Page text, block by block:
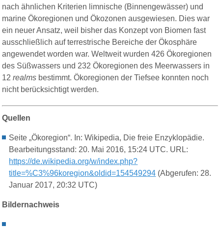
nach ähnlichen Kriterien limnische (Binnengewässer) und
marine Ökoregionen und Ökozonen ausgewiesen. Dies war
ein neuer Ansatz, weil bisher das Konzept von Biomen fast
ausschließlich auf terrestrische Bereiche der Ökosphäre
angewendet worden war. Weltweit wurden 426 Ökoregionen
des Süßwassers und 232 Ökoregionen des Meerwassers in
12realms bestimmt. Ökoregionen der Tiefsee konnten noch
nicht berücksichtigt werden.
Quellen
Seite „Ökoregion“. In: Wikipedia, Die freie Enzyklopädie.
Bearbeitungsstand: 20. Mai 2016, 15:24 UTC. URL:
https://de.wikipedia.org/w/index.php?
title=%C3%96koregion&oldid=154549294 (Abgerufen: 28.
Januar 2017, 20:32 UTC)
Bildernachweis